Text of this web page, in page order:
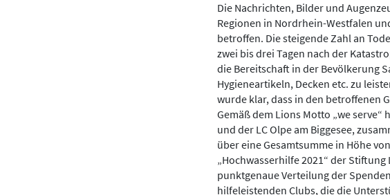
Die Nachrichten, Bilder und
Regionen in Nordrhein-Westfalen
betroffen. Die steigende Zahl an
zwei bis drei Tagen nach der
die Bereitschaft in der Bevölkerung
Hygieneartikeln, Decken etc. zu
wurde klar, dass in den betroffenen
Gemäß dem Lions Motto „we serve“
und der LC Olpe am Biggesee,
über eine Gesamtsumme in Höhe
„Hochwasserhilfe 2021“ der
punktgenaue Verteilung der
hilfeleistenden Clubs, die die